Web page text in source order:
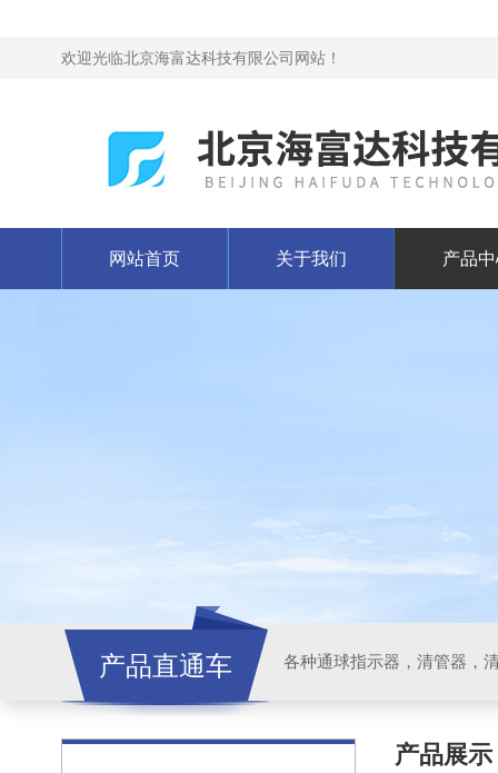
欢迎光临北京海富达科技有限公司网站！
网站首页 关于我们 产品
产品直通车 各种通球指示器，清管器，
产品展示